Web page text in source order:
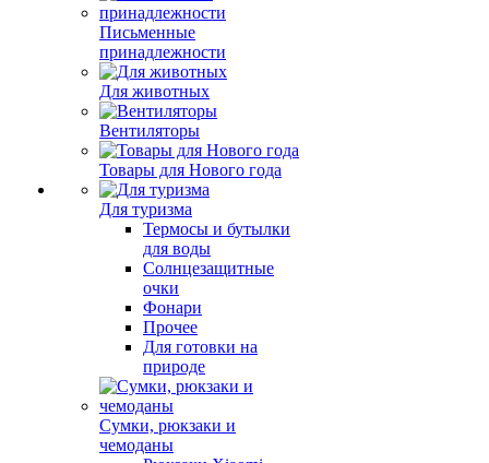
Письменные
принадлежности
Для животных
Вентиляторы
Товары для Нового года
Для туризма
Термосы и бутылки
для воды
Солнцезащитные
очки
Фонари
Прочее
Для готовки на
природе
Сумки, рюкзаки и
чемоданы